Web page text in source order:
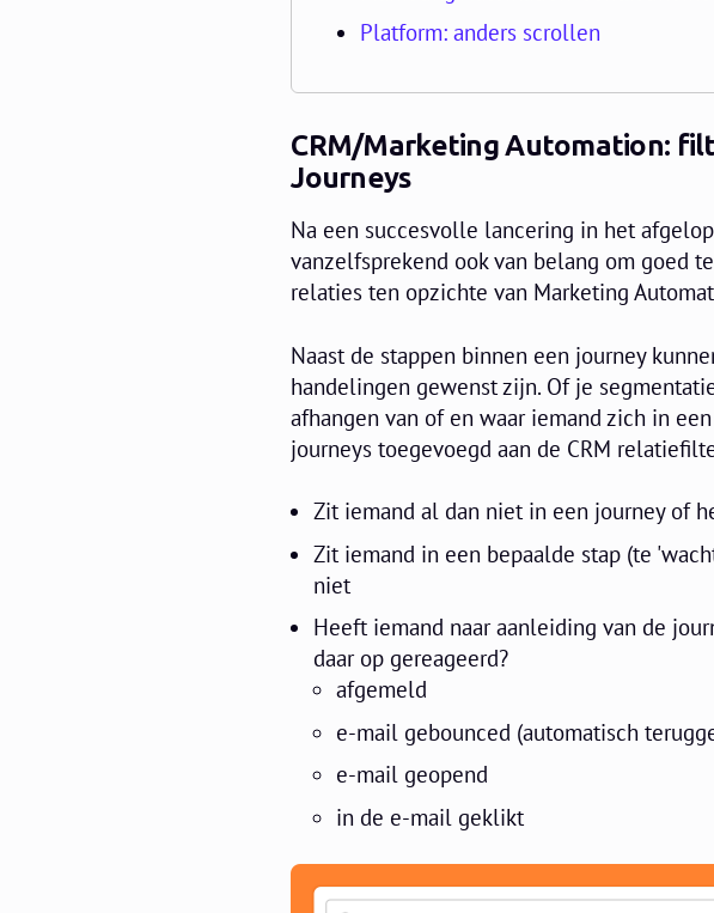
Platform: anders scrollen
CRM/Marketing Automation:
Journeys
Na een succesvolle lancering in het
vanzelfsprekend ook van belang om goed
relaties ten opzichte van Marketing
Naast de stappen binnen een journey
handelingen gewenst zijn. Of je
afhangen van of en waar iemand zich in
journeys toegevoegd aan de CRM
Zit iemand al dan niet in een journey of
Zit iemand in een bepaalde stap (te
niet
Heeft iemand naar aanleiding van de
daar op gereageerd?
afgemeld
e-mail gebounced (automatisch
e-mail geopend
in de e-mail geklikt